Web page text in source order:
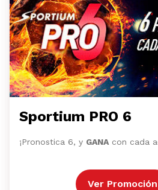
Sportium PRO 6
¡Pronostica 6, y GANA con cada
Ver Promoción